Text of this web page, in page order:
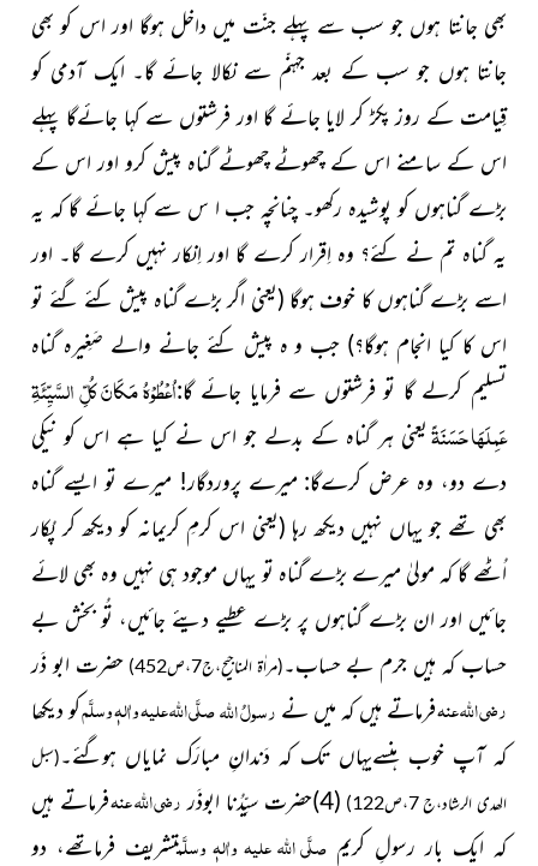
بھی جانتا ہوں جو سب سے پہلے جنّت میں داخل ہوگا اور اس کو بھی
جانتا ہوں جو سب کے بعد جہنّم سے نکالا جائے گا۔ ایک آدمی کو
قِیامت کے روز پکڑ کر لایا جائے گا اور فرشتوں سے کہا جائےگا پہلے
اس کے سامنے اس کے چھوٹے چھوٹے گناہ پیش کرو اور اس کے
بڑے گناہوں کو پوشیدہ رکھو۔ چنانچہ جب ا س سے کہا جائے گا کہ یہ
یہ گناہ تم نے کئے؟ وہ اِقرار کرے گا اور اِنکار نہیں کرے گا۔ اور
اسے بڑے گناہوں کا خوف ہوگا (یعنی اگر بڑے گناہ پیش کئے گئے تو
اس کا کیا انجام ہوگا؟) جب و ہ پیش کئے جانے والے صَغِیرہ گناہ
تسلیم کرلے گا تو فرشتوں سے فرمایا جائے گا:اُعْطُوْہُ مَکَانَ کُلِّ السَّیِّئَۃِ
عَمِلَھَا حَسَنَۃًیعنی ہر گناہ کے بدلے جو اس نے کیا ہے اس کو نیکی
دے دو، وہ عرض کرےگا: میرے پروردگار! میرے تو ایسے گناہ
بھی تھے جو یہاں نہیں دیکھ رہا (یعنی اس کرمِ کریمانہ کو دیکھ کر پُکار
اُٹھے گا کہ مولیٰ میرے بڑے گناہ تو یہاں موجود ہی نہیں وہ بھی لائے
جائیں اور ان بڑے گناہوں پر بڑے عطیے دیئے جائیں، تُو بخش بے
حساب کہ ہیں جرم بے حساب۔(مراٰۃ المناجیح،ج7،ص452) حضرت ابو ذَر
رضی اللہ عنہفرماتے ہیں کہ میں نے رسولُاللہصلَّی اللہ علیہ واٰلہٖ وسلَّمکو دیکھا
کہ آپ خوب ہنسےیہاں تک کہ دَندانِ مبارَک نمایاں ہوگئے۔(سبل
الھدی الرشاد،ج 7،ص122)
(4)حضرت سیِّدُنا ابوذَر رضی اللہ عنہفرماتے ہیں
کہ ایک بار رسولِ کریم صلَّی اللہ علیہ واٰلہٖ وسلَّمتشریف فرماتھے، دو